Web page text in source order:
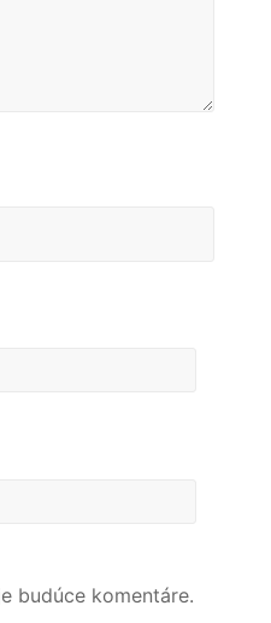
budúce komentáre.